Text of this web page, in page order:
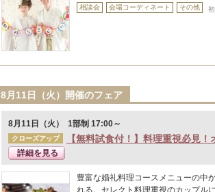
相談会 会場コーディネート その他
8月11日（火）開催のフェア
8月11日（火） 1部制 17:00～
クローズアップ 【無料試食付！】料理重視必見
詳細を見る
豊富な婚礼料理コースメニューの中
れる。セレクト料理重視のカップル